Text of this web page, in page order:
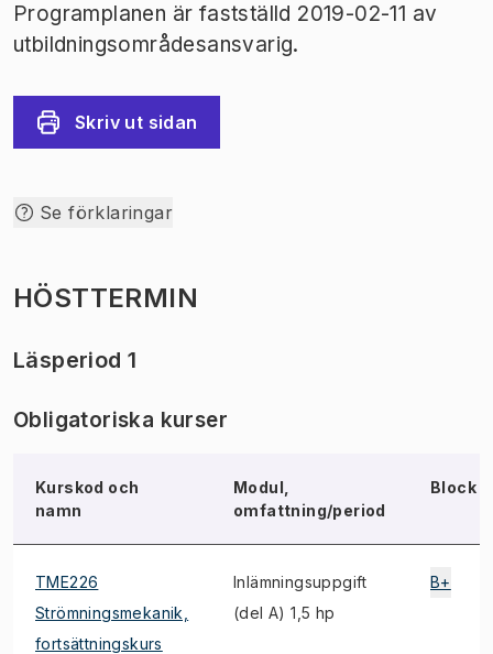
Programplanen är fastställd 2019-02-11 av
utbildningsområdesansvarig.
Skriv ut sidan
Se förklaringar
HÖSTTERMIN
Läsperiod 1
Obligatoriska kurser
Kurskod och
namn
Modul,
omfattning/period
Block
TME226
Strömningsmekanik,
fortsättningskurs
Inlämningsuppgift
(del A) 1,5 hp
B+